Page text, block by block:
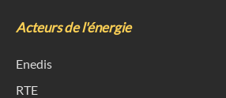
Acteurs de l'énergie
Enedis
RTE